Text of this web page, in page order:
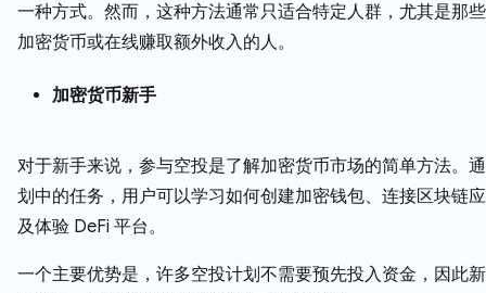
一种方式。然而，这种方法通常只适合特定人群，尤其是那
加密货币或在线赚取额外收入的人。
加密货币新手
对于新手来说，参与空投是了解加密货币市场的简单方法。
划中的任务，用户可以学习如何创建加密钱包、连接区块链
及体验 DeFi 平台。
一个主要优势是，许多空投计划不需要预先投入资金，因此